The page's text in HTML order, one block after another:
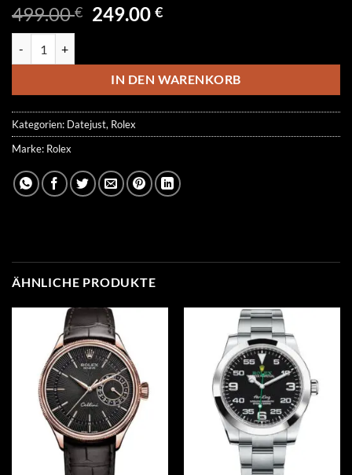
499.00€ Ursprünglicher
499.00 €
249.00€Aktueller
249.00 €.
IN DEN WARENKORB
Kategorien: Datejust, Rolex
Marke: Rolex
ÄHNLICHE PRODUKTE